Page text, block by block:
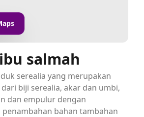
salmah
serealia yang merupakan
biji serealia, akar dan umbi,
dan empulur dengan
bahan tambahan